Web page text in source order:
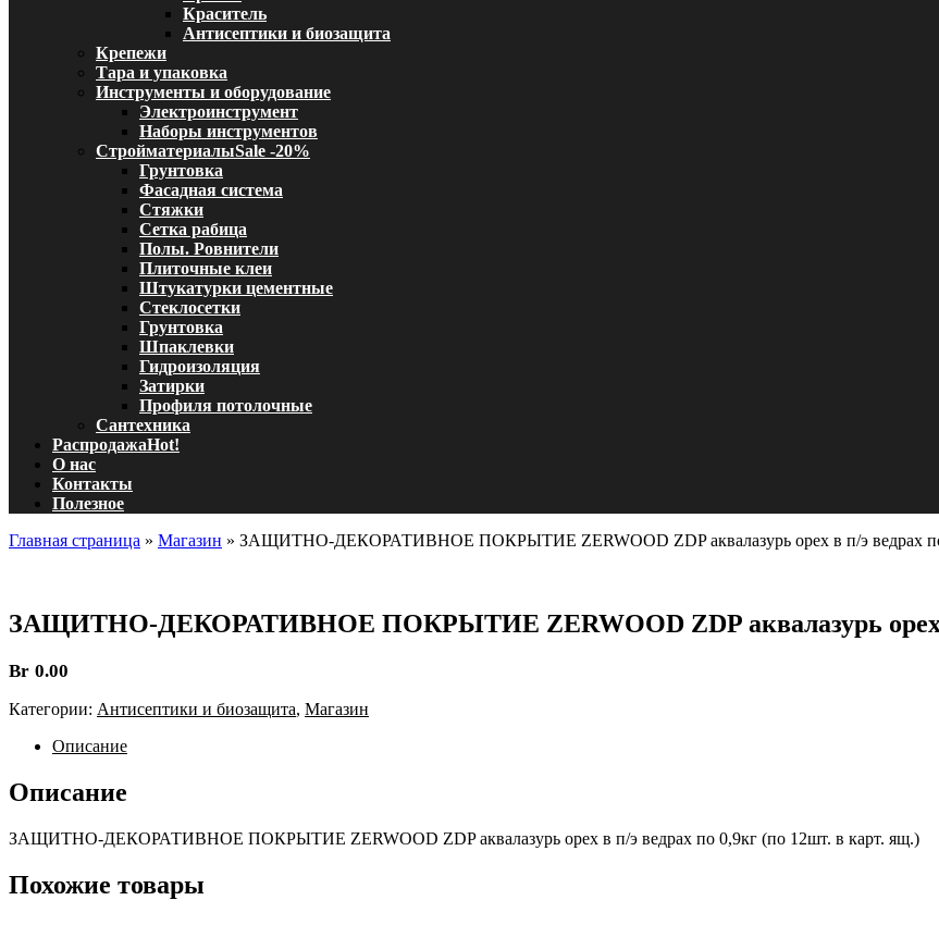
Краситель
Антисептики и биозащита
Крепежи
Тара и упаковка
Инструменты и оборудование
Электроинструмент
Наборы инструментов
СтройматериалыSale -20%
Грунтовка
Фасадная система
Стяжки
Сетка рабица
Полы. Ровнители
Плиточные клеи
Штукатурки цементные
Стеклосетки
Грунтовка
Шпаклевки
Гидроизоляция
Затирки
Профиля потолочные
Сантехника
РаспродажаHot!
О нас
Контакты
Полезное
Главная страница » Магазин » ЗАЩИТНО-ДЕКОРАТИВНОЕ ПОКРЫТИЕ ZERWOOD ZDP аквалазурь орех в п/э ведрах по
ЗАЩИТНО-ДЕКОРАТИВНОЕ ПОКРЫТИЕ ZERWOOD ZDP аквалазурь орех в
Br 0.00
Категории: Антисептики и биозащита, Магазин
Описание
Описание
ЗАЩИТНО-ДЕКОРАТИВНОЕ ПОКРЫТИЕ ZERWOOD ZDP аквалазурь орех в п/э ведрах по 0,9кг (по 12шт. в карт. ящ.)
Похожие товары